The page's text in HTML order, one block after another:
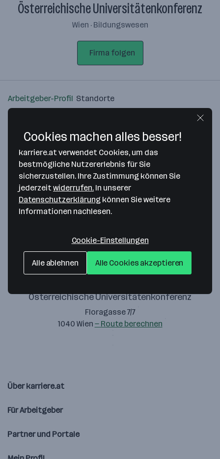
Österreichische Universitätenkonferenz
Wien · Bildungswesen
Firma folgen
Arbeitgeber-Profil Standorte
Bitte stimme unseren Cookie-
Richtlinien zu, um diese Karte
anzuzeigen.
Österreichische Universitätenkonferenz
Floragasse 7/7
1040 Wien — Route berechnen
Über karriere.at
Für Arbeitgeber
Partner und Portale
Cookies machen alles besser!
karriere.at verwendet Cookies, um das
bestmögliche Nutzererlebnis für Sie
sicherzustellen. Ihre Zustimmung können Sie
jederzeitwiderrufen. In unserer
Datenschutzerklärung können Sie weitere
Informationen nachlesen.
Cookie-Einstellungen
Alle ablehnen Alle Cookies akzeptieren